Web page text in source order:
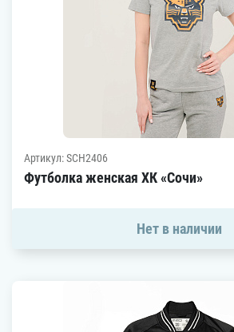
Артикул: SCH2406
Футболка женская ХК «Сочи»
Нет в наличии